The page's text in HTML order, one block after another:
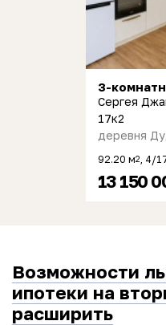
3-
Сергея
17к2
деревня
92.20 м2 , 4/
13 150
Возможности
ипотеки на
расширить